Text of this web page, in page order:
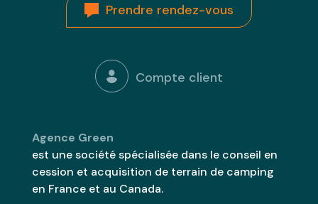
Prendre rendez-vous
Compte client
Agence Green
est une société spécialisée dans le conseil en
cession et acquisition de terrain de camping
en France et au Canada.